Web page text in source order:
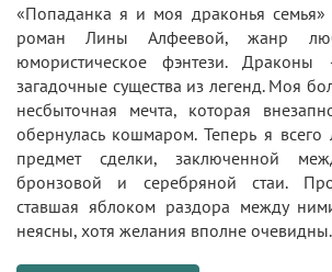
«Попаданка я и моя драконья семья»
роман Лины Алфеевой, жанр
юмористическое фэнтези.
загадочные существа из легенд. Моя
несбыточная мечта, которая
обернулась кошмаром. Теперь я
предмет сделки, заключенной
бронзовой и серебряной стаи.
ставшая яблоком раздора между
неясны, хотя желания вполне